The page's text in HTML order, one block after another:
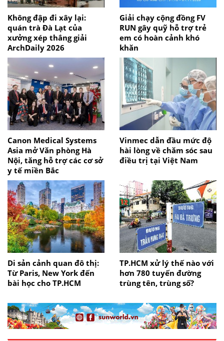
Không đập đi xây lại:
quán trà Đà Lạt của
xưởng xép thắng giải
ArchDaily 2026
Giải chạy cộng đồng FV
RUN gây quỹ hỗ trợ trẻ
em có hoàn cảnh khó
khăn
Canon Medical Systems
Asia mở Văn phòng Hà
Nội, tăng hỗ trợ các cơ sở
y tế miền Bắc
Vinmec dẫn đầu mức độ
hài lòng về chăm sóc sau
điều trị tại Việt Nam
Di sản cảnh quan đô thị:
Từ Paris, New York đến
bài học cho TP.HCM
TP.HCM xử lý thế nào với
hơn 780 tuyến đường
trùng tên, trùng số?